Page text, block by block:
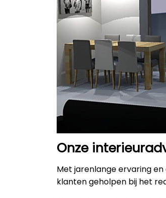
Onze
Met jarenlange ervaring
klanten geholpen bij het